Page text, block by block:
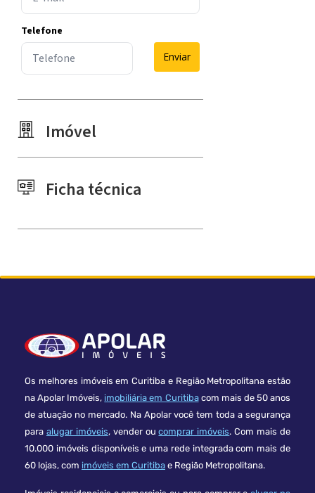
Telefone
Enviar
Imóvel
Ficha técnica
Os melhores imóveis em Curitiba e Região Metropolitana estão
na Apolar Imóveis, imobiliária em Curitibacom mais de 50 anos
de atuação no mercado. Na Apolar você tem toda a segurança
para alugar imóveis, vender oucomprar imóveis. Com mais de
10.000 imóveis disponíveis e uma rede integrada com mais de
60 lojas, com imóveis em Curitiba e Região Metropolitana.